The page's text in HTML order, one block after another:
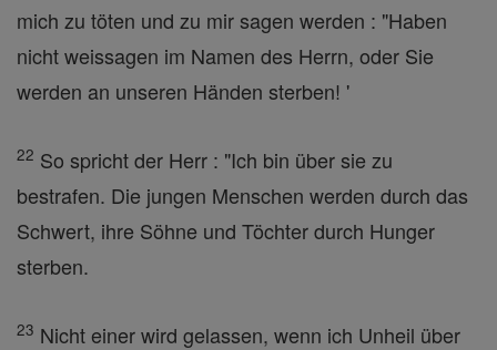
mich zu töten und zu mir sagen werden : "Haben
nicht weissagen im Namen des Herrn, oder Sie
werden an unseren Händen sterben! '
22 So spricht der Herr : "Ich bin über sie zu
bestrafen. Die jungen Menschen werden durch das
Schwert, ihre Söhne und Töchter durch Hunger
sterben.
23 Nicht einer wird gelassen, wenn ich Unheil über